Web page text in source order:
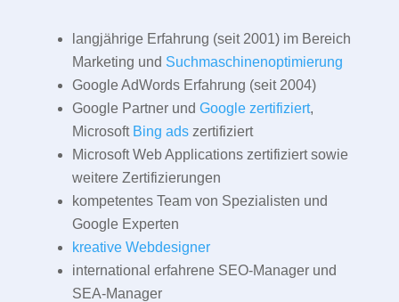
langjährige Erfahrung (seit 2001) im Bereich
Marketing und Suchmaschinenoptimierung
Google AdWords Erfahrung (seit 2004)
Google Partner und Google zertifiziert,
Microsoft Bing adszertifiziert
Microsoft Web Applications zertifiziert sowie
weitere Zertifizierungen
kompetentes Team von Spezialisten und
Google Experten
kreative Webdesigner
international erfahrene SEO-Manager und
SEA-Manager